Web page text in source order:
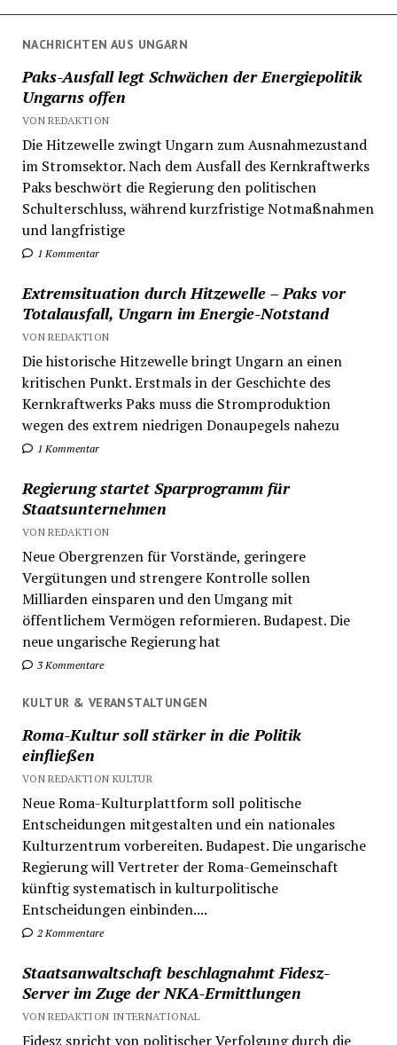
NACHRICHTEN AUS UNGARN
Paks-Ausfall legt Schwächen der Energiepolitik
Ungarns offen
VON REDAKTION
Die Hitzewelle zwingt Ungarn zum Ausnahmezustand
im Stromsektor. Nach dem Ausfall des Kernkraftwerks
Paks beschwört die Regierung den politischen
Schulterschluss, während kurzfristige Notmaßnahmen
und langfristige
1 Kommentar
Extremsituation durch Hitzewelle – Paks vor
Totalausfall, Ungarn im Energie-Notstand
VON REDAKTION
Die historische Hitzewelle bringt Ungarn an einen
kritischen Punkt. Erstmals in der Geschichte des
Kernkraftwerks Paks muss die Stromproduktion
wegen des extrem niedrigen Donaupegels nahezu
1 Kommentar
Regierung startet Sparprogramm für
Staatsunternehmen
VON REDAKTION
Neue Obergrenzen für Vorstände, geringere
Vergütungen und strengere Kontrolle sollen
Milliarden einsparen und den Umgang mit
öffentlichem Vermögen reformieren. Budapest. Die
neue ungarische Regierung hat
3 Kommentare
KULTUR & VERANSTALTUNGEN
Roma-Kultur soll stärker in die Politik
einfließen
VON REDAKTION KULTUR
Neue Roma-Kulturplattform soll politische
Entscheidungen mitgestalten und ein nationales
Kulturzentrum vorbereiten. Budapest. Die ungarische
Regierung will Vertreter der Roma-Gemeinschaft
künftig systematisch in kulturpolitische
Entscheidungen einbinden....
2 Kommentare
Staatsanwaltschaft beschlagnahmt Fidesz-
Server im Zuge der NKA-Ermittlungen
VON REDAKTION INTERNATIONAL
Fidesz spricht von politischer Verfolgung durch die